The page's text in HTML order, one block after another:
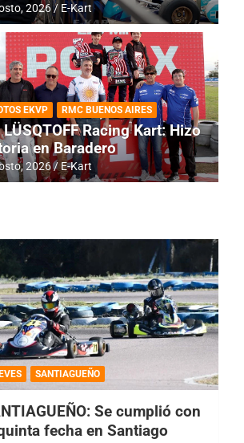
jornada
2026 E-Kart
EKVP RMC BUENOS AIRES
LÜSQTOFF Racing Kart: Hizo
en Baradero
2026 E-Kart
SANTIAGUEÑO
Se cumplió con
fecha en Santiago
DE E-KART.COM.AR